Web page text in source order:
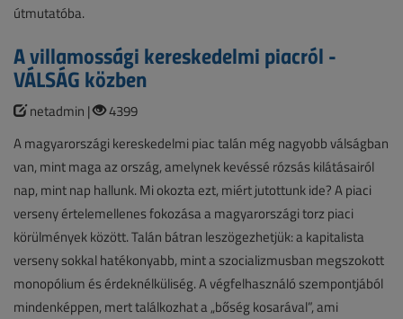
útmutatóba.
A villamossági kereskedelmi piacról -
VÁLSÁG közben
netadmin |
4399
A magyarországi kereskedelmi piac talán még nagyobb válságban
van, mint maga az ország, amelynek kevéssé rózsás kilátásairól
nap, mint nap hallunk. Mi okozta ezt, miért jutottunk ide? A piaci
verseny értelemellenes fokozása a magyarországi torz piaci
körülmények között. Talán bátran leszögezhetjük: a kapitalista
verseny sokkal hatékonyabb, mint a szocializmusban megszokott
monopólium és érdeknélküliség. A végfelhasználó szempontjából
mindenképpen, mert találkozhat a „bőség kosarával”, ami